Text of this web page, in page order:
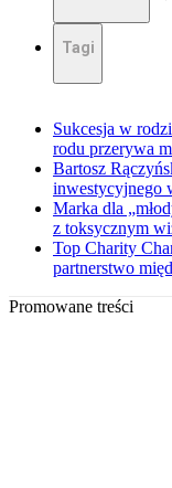
Tagi
Sukcesja w
rodu przerywa
Bartosz
inwestycyjnego
Marka dla
z toksycznym
Top Charity
partnerstwo
Promowane treści